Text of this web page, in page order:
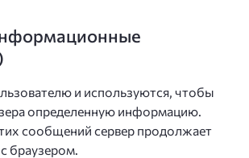
и используются, чтобы
определенную информацию.
сообщений сервер продолжает
браузером.